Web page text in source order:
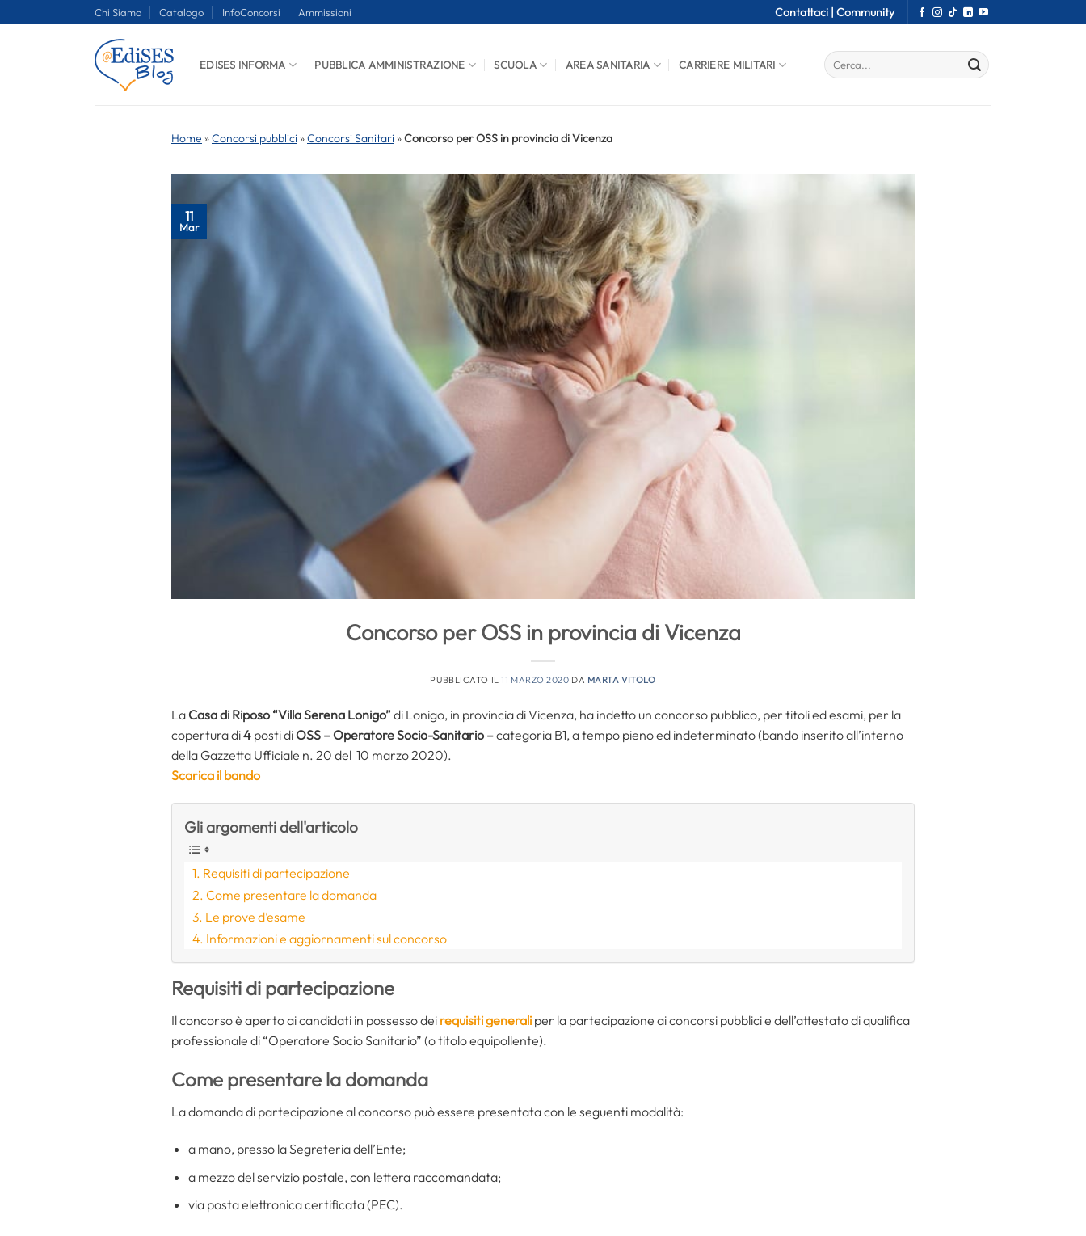
Chi Siamo Catalogo InfoConcorsi Ammissioni Contattaci | Community
EDISES INFORMA PUBBLICA AMMINISTRAZIONE SCUOLA AREA SANITARIA CARRIERE MILITARI
Home »Concorsi pubblici »Concorsi Sanitari »Concorso per OSS in provincia di Vicenza
11
Mar
Concorso per OSS in provincia di Vicenza
PUBBLICATO IL11 MARZO 2020 DA MARTA VITOLO
La Casa di Riposo “Villa Serena Lonigo”di Lonigo, in provincia di Vicenza, ha indetto un concorso pubblico, per titoli ed esami, per la
copertura di4 posti diOSS – Operatore Socio-Sanitario –categoria B1, a tempo pieno ed indeterminato (bando inserito all’interno
della Gazzetta Ufficiale n. 20 del 10 marzo 2020).
Scarica il bando
Gli argomenti dell'articolo
Requisiti di partecipazione
Come presentare la domanda
Le prove d’esame
Informazioni e aggiornamenti sul concorso
Requisiti di partecipazione
Il concorso è aperto ai candidati in possesso dei requisiti generali per la partecipazione ai concorsi pubblici e dell’attestato di qualifica
professionale di “Operatore Socio Sanitario” (o titolo equipollente).
Come presentare la domanda
La domanda di partecipazione al concorso può essere presentata con le seguenti modalità:
a mano, presso la Segreteria dell’Ente;
a mezzo del servizio postale, con lettera raccomandata;
via posta elettronica certificata (PEC).